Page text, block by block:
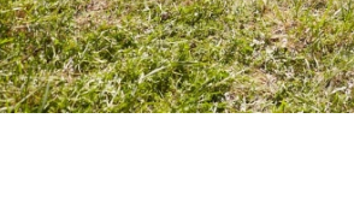
Völklinger Hütte /